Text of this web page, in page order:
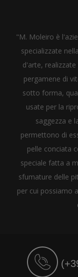
"M. Moleiro è
specializzate
d'arte,
pergamene di
sotto forma,
usate per la
saggezza e
permettono di
pelle conciata
speciale fatta a
sfumature delle
per cui possiamo